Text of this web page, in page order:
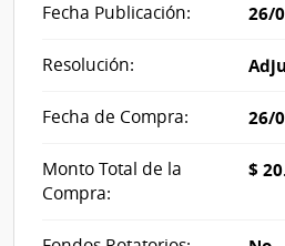
Fecha Publicación: 26/
Resolución:
Fecha de Compra: 26/
Monto Total de la
Compra:
$